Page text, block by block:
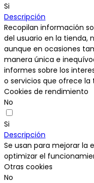
Si
Descripción
Recopilan información
del usuario en la
aunque en ocasiones
manera única e
informes sobre los
o servicios que ofrece la
Cookies de rendimiento
No
Si
Descripción
Se usan para mejorar la
optimizar el
Otras cookies
No